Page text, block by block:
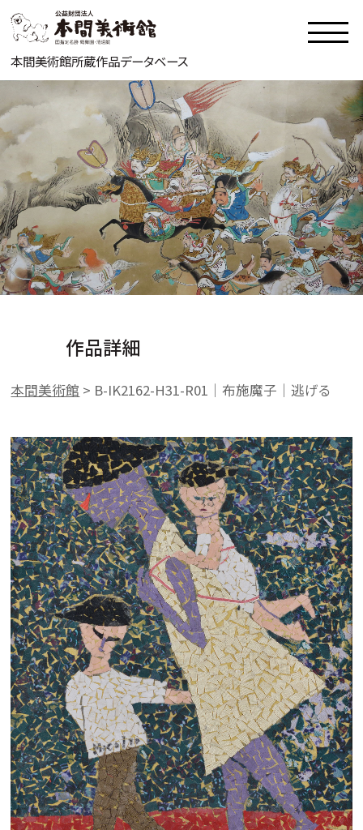
本間美術館所蔵作品データベース
作品詳細
本間美術館 > B-IK2162-H31-R01｜布施魔子｜逃げる